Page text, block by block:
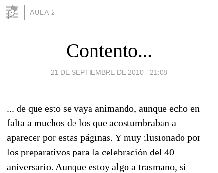
AULA 2
Contento...
21 DE SEPTIEMBRE DE 2010 - 21:08
... de que esto se vaya animando, aunque echo en
falta a muchos de los que acostumbraban a
aparecer por estas páginas. Y muy ilusionado por
los preparativos para la celebración del 40
aniversario. Aunque estoy algo a trasmano, si